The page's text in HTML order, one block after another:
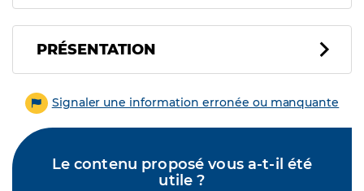
PRÉSENTATION
Signaler une information erronée ou manquante
Le contenu proposé vous a-t-il été
utile ?